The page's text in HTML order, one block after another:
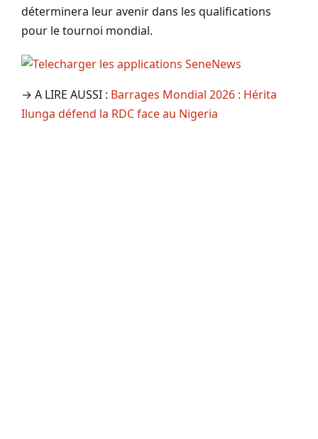
déterminera leur avenir dans les qualifications
pour le tournoi mondial.
→ A LIRE AUSSI : Barrages Mondial 2026 : Hérita
Ilunga défend la RDC face au Nigeria